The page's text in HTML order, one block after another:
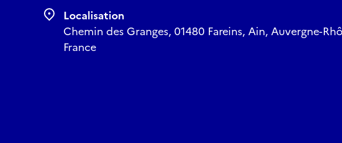
Les inscriptions seront closes vendredi
Ces visites sont organisées avec
Localisation
Chemin des Granges, 01480 Fareins, Ain, Auvergne-
France